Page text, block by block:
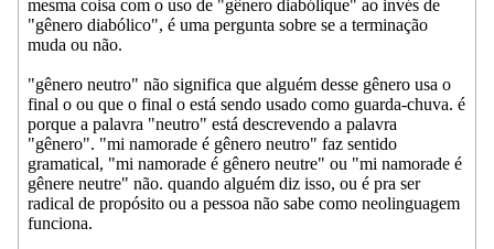
mesma coisa com o uso de "gênero diabólique" ao invés de
"gênero diabólico", é uma pergunta sobre se a terminação
muda ou não.
"gênero neutro" não significa que alguém desse gênero usa o
final o ou que o final o está sendo usado como guarda-chuva. é
porque a palavra "neutro" está descrevendo a palavra
"gênero". "mi namorade é gênero neutro" faz sentido
gramatical, "mi namorade é gênero neutre" ou "mi namorade é
gênere neutre" não. quando alguém diz isso, ou é pra ser
radical de propósito ou a pessoa não sabe como neolinguagem
funciona.